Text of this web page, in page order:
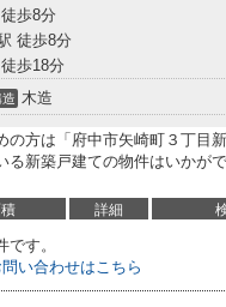
徒歩8分
徒歩8分
徒歩18分
木造
の方は「府中市矢崎町３丁目
る新築戸建ての物件はいかが
詳細
す。
い合わせはこちら